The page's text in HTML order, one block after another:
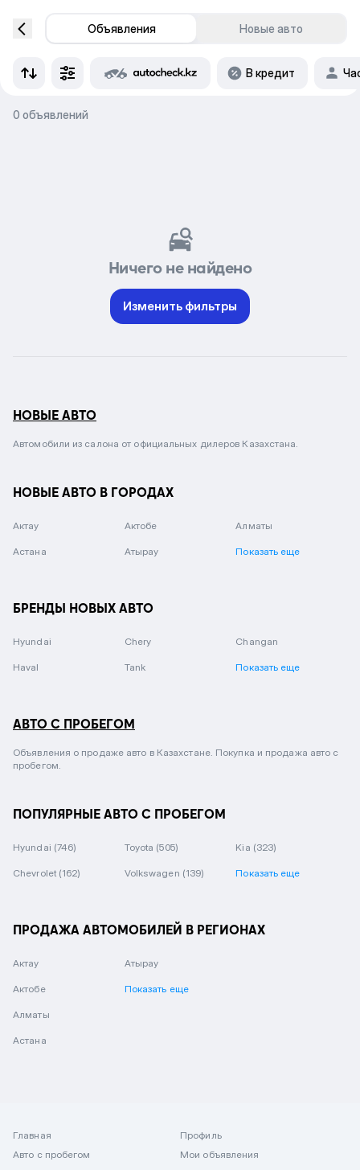
Объявления Новые авто
В кредит
0 объявлений
Ничего не найдено
Изменить фильтры
НОВЫЕ АВТО
Автомобили из салона от официальных дилеров Казахстана.
НОВЫЕ АВТО В ГОРОДАХ
Актау Актобе Алматы
Астана Атырау Показать еще
БРЕНДЫ НОВЫХ АВТО
Hyundai Chery Changan
Haval Tank Показать еще
АВТО С ПРОБЕГОМ
Объявления о продаже авто в Казахстане. Покупка и продажа авто с
пробегом.
ПОПУЛЯРНЫЕ АВТО С ПРОБЕГОМ
Hyundai (746) Toyota (505) Kia (323)
Chevrolet (162) Volkswagen (139) Показать еще
ПРОДАЖА АВТОМОБИЛЕЙ В РЕГИОНАХ
Актау
Актобе
Алматы
Астана
Атырау
Показать еще
Главная
Авто с пробегом
Профиль
Мои объявления